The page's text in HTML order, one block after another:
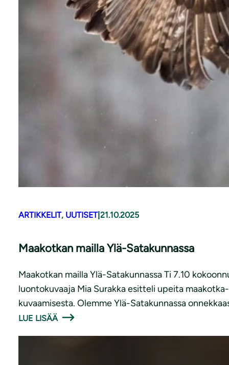
ARTIKKELIT, UUTISET| 21.10.2025
Maakotkan mailla Ylä-Satakunnassa
Maakotkan mailla Ylä-Satakunnassa Ti 7.10
luontokuvaaja Mia Surakka esitteli upeita
kuvaamisesta. Olemme Ylä-Satakunnassa
LUE LISÄÄ